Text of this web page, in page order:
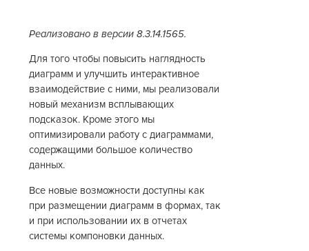
Реализовано в версии 8.3.14.1565.
Для того чтобы повысить наглядность
диаграмм и улучшить интерактивное
взаимодействие с ними, мы реализовали
новый механизм всплывающих
подсказок. Кроме этого мы
оптимизировали работу с диаграммами,
содержащими большое количество
данных.
Все новые возможности доступны как
при размещении диаграмм в формах, так
и при использовании их в отчетах
системы компоновки данных.